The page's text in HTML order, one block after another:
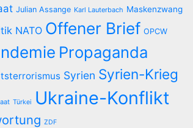
Julian Assange Karl Lauterbach Maskenzwang
NATO Offener Brief OPCW
Propaganda
Syrien Syrien-Krieg
Türkei Ukraine-Konflikt
ZDF